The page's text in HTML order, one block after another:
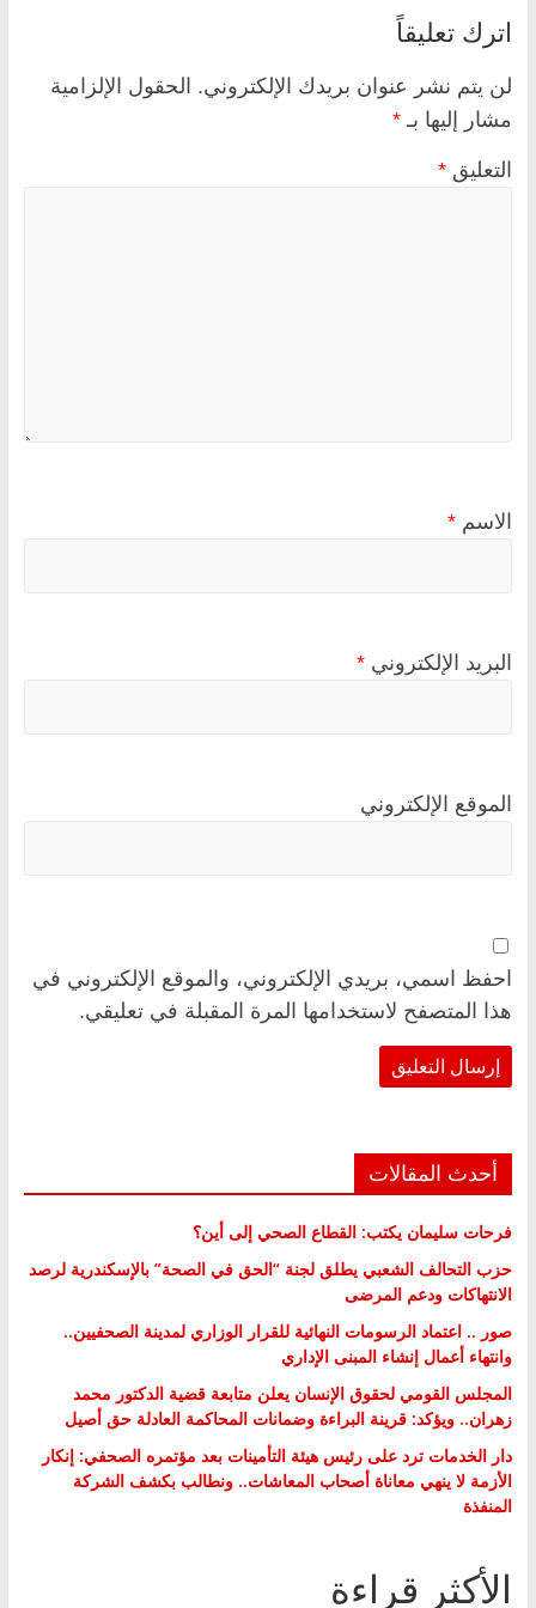
اترك تعليقاً
لن يتم نشر عنوان بريدك الإلكتروني. الحقول الإلزامية
مشار إليها بـ *
التعليق *
الاسم *
البريد الإلكتروني *
الموقع الإلكتروني
احفظ اسمي، بريدي الإلكتروني، والموقع الإلكتروني في
هذا المتصفح لاستخدامها المرة المقبلة في تعليقي.
أحدث المقالات
فرحات سليمان يكتب: القطاع الصحي إلى أين؟
حزب التحالف الشعبي يطلق لجنة “الحق في الصحة” بالإسكندرية لرصد
الانتهاكات ودعم المرضى
صور .. اعتماد الرسومات النهائية للقرار الوزاري لمدينة الصحفيين..
وانتهاء أعمال إنشاء المبنى الإداري
المجلس القومي لحقوق الإنسان يعلن متابعة قضية الدكتور محمد
زهران.. ويؤكد: قرينة البراءة وضمانات المحاكمة العادلة حق أصيل
دار الخدمات ترد على رئيس هيئة التأمينات بعد مؤتمره الصحفي: إنكار
الأزمة لا ينهي معاناة أصحاب المعاشات.. ونطالب بكشف الشركة
المنفذة
الأكثر قراءة